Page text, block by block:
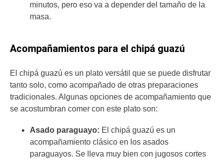
minutos, pero eso va a depender del tamaño de la
masa.
Acompañamientos para el chipá guazú
El chipá guazú es un plato versátil que se puede disfrutar
tanto solo, como acompañado de otras preparaciones
tradicionales. Algunas opciones de acompañamiento que
se acostumbran comer con este plato son:
Asado paraguayo: El chipá guazú es un
acompañamiento clásico en los asados
paraguayos. Se lleva muy bien con jugosos cortes